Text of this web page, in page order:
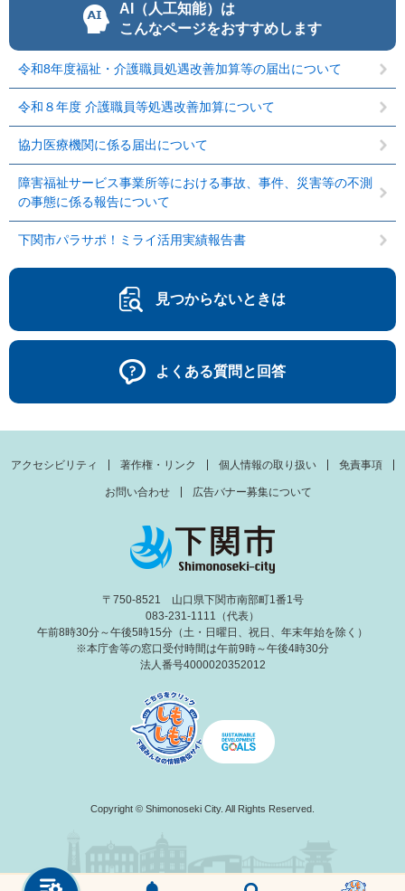
AI（人工知能）は
こんなページをおすすめします
令和8年度福祉・介護職員処遇改善加算等の届出について
令和８年度 介護職員等処遇改善加算について
協力医療機関に係る届出について
障害福祉サービス事業所等における事故、事件、災害等の不測
の事態に係る報告について
下関市パラサポ！ミライ活用実績報告書
見つからないときは
よくある質問と回答
アクセシビリティ 著作権・リンク 個人情報の取り扱い 免責事項
お問い合わせ 広告バナー募集について
〒750-8521 山口県下関市南部町1番1号
083-231-1111（代表）
午前8時30分～午後5時15分（土・日曜日、祝日、年末年始を除く）
※本庁舎等の窓口受付時間は午前9時～午後4時30分
法人番号4000020352012
Copyright © Shimonoseki City. All Rights Reserved.